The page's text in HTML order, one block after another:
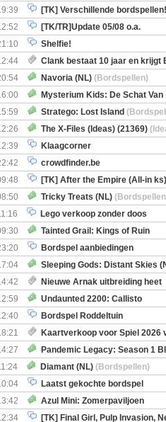
Retaliation, Zombicide Invader)
[TK] Verschillende bordspellen!
[TK/TR]Update 05/08 o.a.
Imperium Horizons, 20 Strong
Shelfie!
Clank bestaat 10 jaar en krijgt
uitbreidingNavoria (NL) (Bordspellen)
Mysterium Kids: De Schat Van
Boe
(Bordspellen)
Stratego: Lost Island
The X-Files (Ideas) (21369)
Klaagcorner
crowdfinder.be
[TK] After the Empire (All-in ks)
Tricky Treats (NL)
Lego verkoop zonder doos
Tainted Grail: Kings of Ruin
Wyrd Encounters(Bordspellen)
Bordspel aanbiedingen
Sleeping Gods: Distant Skies
Nieuwe Arnak uitbreiding heet
ShipmentsUndaunted 2200: Callisto
Bordspel Roddeltuin
Kaartverkoop voor Spiel 2026
Pandemic Legacy: Season 1
Diamant (NL) (Bordspellen)
Laatst gekochte bordspel
Azul Mini: Zomerpaviljoen
[TK] Final Girl, Pulp Invasion,